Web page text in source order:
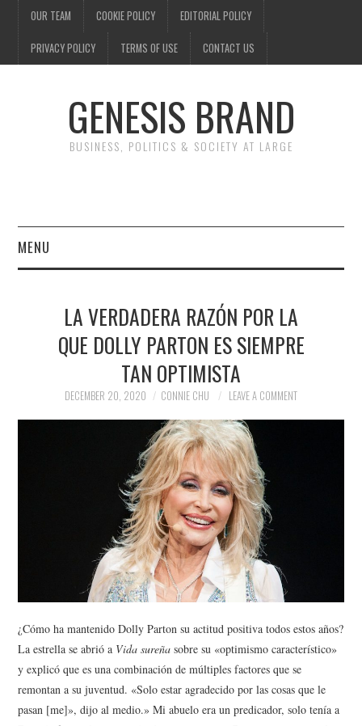
OUR TEAM COOKIE POLICY EDITORIAL POLICY
PRIVACY POLICY TERMS OF USE CONTACT US
GENESIS BRAND
BUSINESS, POLITICS & SOCIETY AT LARGE
MENU
FINANCELA VERDADERA RAZÓN POR LA
QUE DOLLY PARTON ES SIEMPRE
TAN OPTIMISTA
DECEMBER 20, 2020 CONNIE CHU LEAVE A COMMENT
¿Cómo ha mantenido Dolly Parton su actitud positiva todos estos años?
La estrella se abrió a Vida sureña sobre su «optimismo característico»
y explicó que es una combinación de múltiples factores que se
remontan a su juventud. «Solo estar agradecido por las cosas que le
pasan [me]», dijo al medio.» Mi abuelo era un predicador, solo tenía a